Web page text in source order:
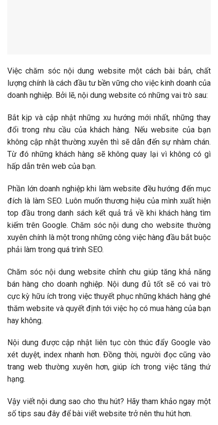
Việc chăm sóc nội dung website một cách bài bản, chất
lượng chính là cách đầu tư bền vững cho việc kinh doanh của
doanh nghiệp. Bởi lẽ, nội dung website có những vai trò sau:
Bắt kịp và cập nhật những xu hướng mới nhất, những thay
đổi trong nhu cầu của khách hàng. Nếu website của bạn
không cập nhật thường xuyên thì sẽ dẫn đến sự nhàm chán.
Từ đó những khách hàng sẽ không quay lại vì không có gì
hấp dẫn trên web của bạn.
Phần lớn doanh nghiệp khi làm website đều hướng đến mục
đích là làm SEO. Luôn muốn thương hiệu của mình xuất hiện
top đầu trong danh sách kết quả trả về khi khách hàng tìm
kiếm trên Google. Chăm sóc nội dung cho website thường
xuyên chính là một trong những công việc hàng đầu bắt buộc
phải làm trong quá trình SEO.
Chăm sóc nội dung website chỉnh chu giúp tăng khả năng
bán hàng cho doanh nghiệp. Nội dung đủ tốt sẽ có vai trò
cực kỳ hữu ích trong việc thuyết phục những khách hàng ghé
thăm website và quyết định tới việc họ có mua hàng của bạn
hay không.
Nội dung được cập nhật liên tục còn thúc đẩy Google vào
xét duyệt, index nhanh hơn. Đồng thời, người đọc cũng vào
trang web thường xuyên hơn, giúp ích trong việc tăng thứ
hạng.
Vậy viết nội dung sao cho thu hút? Hãy tham khảo ngay một
số tips sau đây để bài viết website trở nên thu hút hơn.